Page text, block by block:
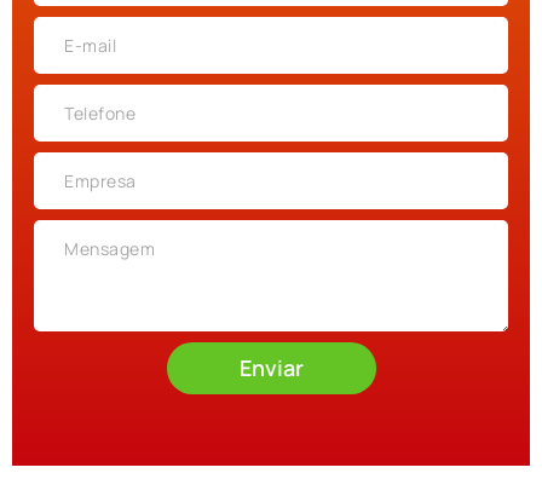
Enviar